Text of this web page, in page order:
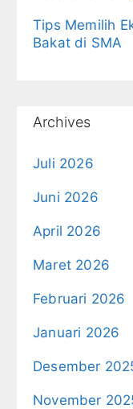
Tips Memilih
Bakat di SMA
Archives
Juli 2026
Juni 2026
April 2026
Maret 2026
Februari 2026
Januari 2026
Desember
November